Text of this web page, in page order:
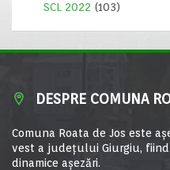
SCL 2022 (103)
DESPRE COMUNA
Comuna Roata de Jos este
vest a judeţului Giurgiu,
dinamice aşezări.